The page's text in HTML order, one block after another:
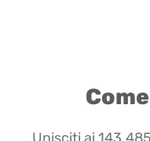
Unisciti ai